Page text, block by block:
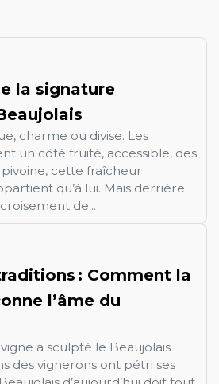
la signature
charme ou divise. Les
un côté fruité, accessible, des
cette fraîcheur
qu’à lui. Mais derrière
de...
: Comment la
l’âme du
a sculpté le Beaujolais
des vignerons ont pétri ses